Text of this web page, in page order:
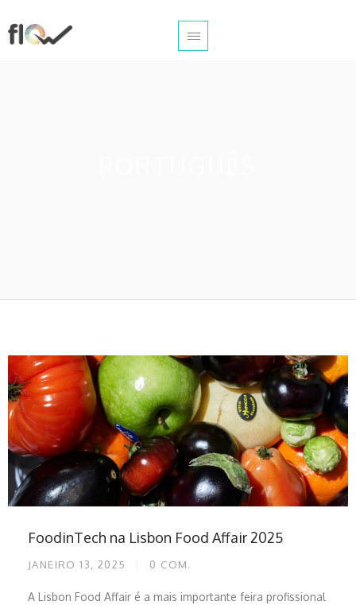
FoodinTech na Lisbon Food Affair 2025
JANEIRO 13, 2025 0 COM.
A Lisbon Food Affair é a mais importante feira profissional